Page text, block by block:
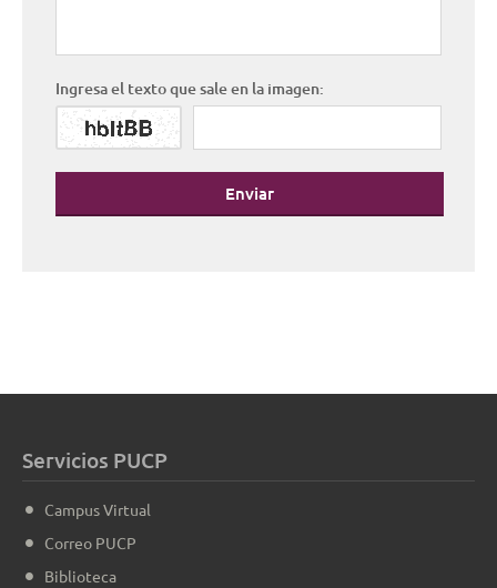
Ingresa el texto que sale en la imagen:
Enviar
Servicios PUCP
Campus Virtual
Correo PUCP
Biblioteca